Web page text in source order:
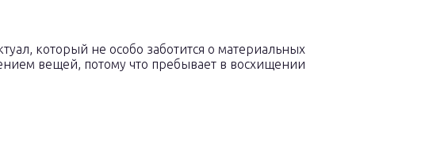
который не особо заботится о материальных
вещей, потому что пребывает в восхищении